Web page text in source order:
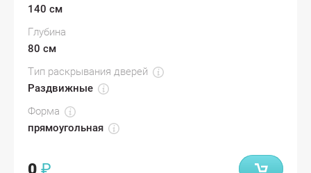
140 см
Глубина
80 см
Тип раскрывания дверей
Раздвижные
Форма
прямоугольная
0 ₽